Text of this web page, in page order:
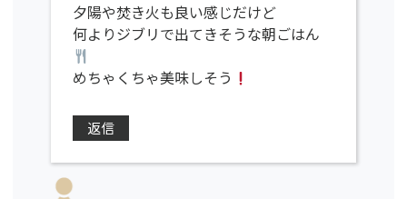
夕陽や焚き火も良い感じだけど
何よりジブリで出てきそうな朝ごはん
めちゃくちゃ美味しそう
返信